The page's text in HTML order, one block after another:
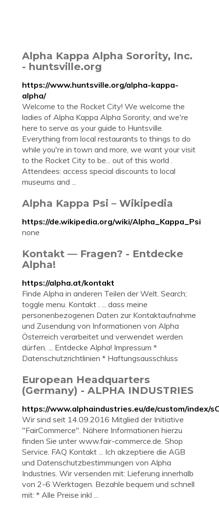
Alpha Kappa Alpha Sorority, Inc.
- huntsville.org
https://www.huntsville.org/alpha-kappa-
alpha/
Welcome to the Rocket City! We welcome the
ladies of Alpha Kappa Alpha Sorority, and we're
here to serve as your guide to Huntsville.
Everything from local restaurants to things to do
while you're in town and more, we want your visit
to the Rocket City to be... out of this world .
Attendees: access special discounts to local
museums and ...
Alpha Kappa Psi – Wikipedia
https://de.wikipedia.org/wiki/Alpha_Kappa_Psi
none
Kontakt — Fragen? - Entdecke
Alpha!
https://alpha.at/kontakt
Finde Alpha in anderen Teilen der Welt. Search;
toggle menu. Kontakt . ... dass meine
personenbezogenen Daten zur Kontaktaufnahme
und Zusendung von Informationen von Alpha
Österreich verarbeitet und verwendet werden
dürfen. ... Entdecke Alpha! Impressum *
Datenschutzrichtlinien * Haftungsausschluss
European Headquarters
(Germany) - ALPHA INDUSTRIES
https://www.alphaindustries.eu/de/custom/index/
Wir sind seit 14.09.2016 Mitglied der Initiative
"FairCommerce". Nähere Informationen hierzu
finden Sie unter www.fair-commerce.de. Shop
Service. FAQ Kontakt ... Ich akzeptiere die AGB
und Datenschutzbestimmungen von Alpha
Industries. Wir versenden mit: Lieferung innerhalb
von 2-6 Werktagen. Bezahle bequem und schnell
mit: * Alle Preise inkl ...